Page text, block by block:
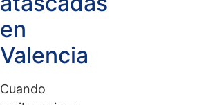
en
Valencia
Cuando